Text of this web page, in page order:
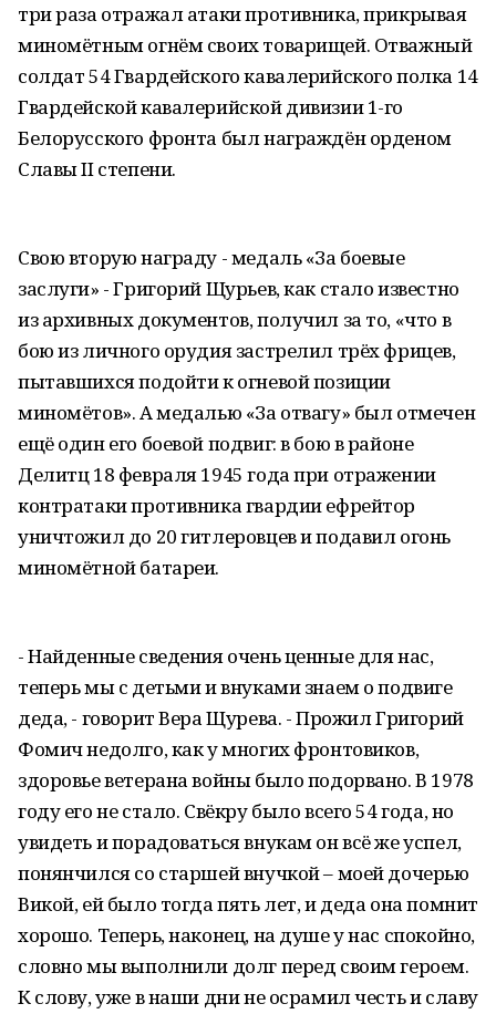
три раза отражал атаки противника, прикрывая
миномётным огнём своих товарищей. Отважный
солдат 54 Гвардейского кавалерийского полка 14
Гвардейской кавалерийской дивизии 1-го
Белорусского фронта был награждён орденом
Славы II степени.
Свою вторую награду - медаль «За боевые
заслуги» - Григорий Щурьев, как стало известно
из архивных документов, получил за то, «что в
бою из личного орудия застрелил трёх фрицев,
пытавшихся подойти к огневой позиции
миномётов». А медалью «За отвагу» был отмечен
ещё один его боевой подвиг: в бою в районе
Делитц 18 февраля 1945 года при отражении
контратаки противника гвардии ефрейтор
уничтожил до 20 гитлеровцев и подавил огонь
миномётной батареи.
- Найденные сведения очень ценные для нас,
теперь мы с детьми и внуками знаем о подвиге
деда, - говорит Вера Щурева. - Прожил Григорий
Фомич недолго, как у многих фронтовиков,
здоровье ветерана войны было подорвано. В 1978
году его не стало. Свёкру было всего 54 года, но
увидеть и порадоваться внукам он всё же успел,
понянчился со старшей внучкой – моей дочерью
Викой, ей было тогда пять лет, и деда она помнит
хорошо. Теперь, наконец, на душе у нас спокойно,
словно мы выполнили долг перед своим героем.
К слову, уже в наши дни не осрамил честь и славу